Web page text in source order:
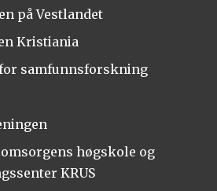
på Vestlandet
Kristiania
samfunnsforskning
høgskole og
KRUS